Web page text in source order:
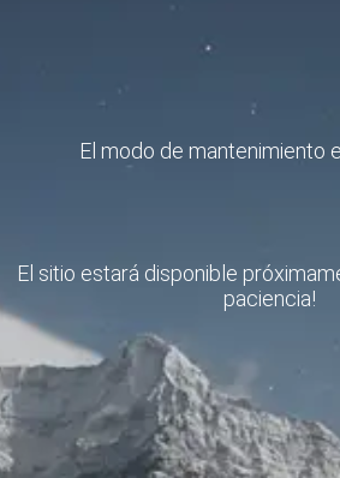
El modo de mantenimiento
El sitio estará disponible
paciencia!